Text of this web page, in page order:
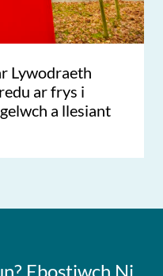
Lywodraeth
ar frys i
a llesiant
Ebostiwch Ni